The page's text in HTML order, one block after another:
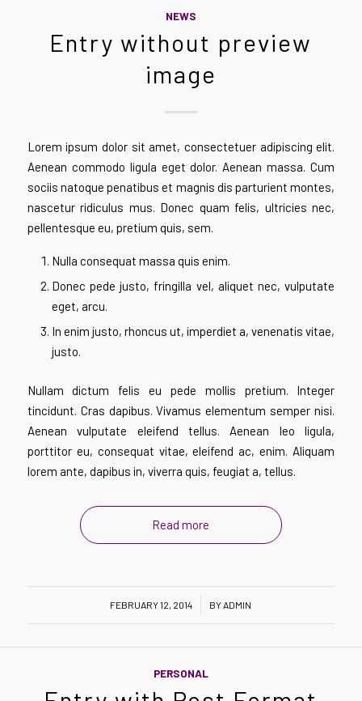
NEWS
Entry without preview
image
Lorem ipsum dolor sit amet, consectetuer adipiscing elit.
Aenean commodo ligula eget dolor. Aenean massa. Cum
sociis natoque penatibus et magnis dis parturient montes,
nascetur ridiculus mus. Donec quam felis, ultricies nec,
pellentesque eu, pretium quis, sem.
Nulla consequat massa quis enim.
Donec pede justo, fringilla vel, aliquet nec, vulputate
eget, arcu.
In enim justo, rhoncus ut, imperdiet a, venenatis vitae,
justo.
Nullam dictum felis eu pede mollis pretium. Integer
tincidunt. Cras dapibus. Vivamus elementum semper nisi.
Aenean vulputate eleifend tellus. Aenean leo ligula,
porttitor eu, consequat vitae, eleifend ac, enim. Aliquam
lorem ante, dapibus in, viverra quis, feugiat a, tellus.
Read more
FEBRUARY 12, 2014
/ BY ADMIN
PERSONAL